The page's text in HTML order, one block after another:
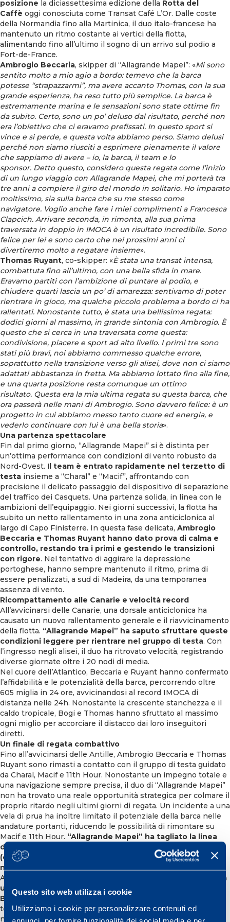
Questo sito web utilizza i cookie
Utilizziamo i cookie per personalizzare contenuti ed
posizione la diciassettesima edizione della Rotta del
Caffè oggi conosciuta come Transat Café L’Or. Dalle coste
della Normandia fino alla Martinica, il duo italo-francese ha
mantenuto un ritmo costante ai vertici della flotta,
alimentando fino all’ultimo il sogno di un arrivo sul podio a
Fort-de-France.
Ambrogio Beccaria, skipper di “Allagrande Mapei”: «Mi sono
sentito molto a mio agio a bordo: temevo che la barca
potesse “strapazzarmi”, ma avere accanto Thomas, con la sua
grande esperienza, ha reso tutto più semplice. La barca è
estremamente marina e le sensazioni sono state ottime fin
da subito. Certo, sono un po’ deluso dal risultato, perché non
era l’obiettivo che ci eravamo prefissati. In questo sport si
vince e si perde, e questa volta abbiamo perso. Siamo delusi
perché non siamo riusciti a esprimere pienamente il valore
che sappiamo di avere – io, la barca, il team e lo
sponsor. Detto questo, considero questa regata come l’inizio
di un lungo viaggio con Allagrande Mapei, che mi porterà tra
tre anni a compiere il giro del mondo in solitario. Ho imparato
moltissimo, sia sulla barca che su me stesso come
navigatore. Voglio anche fare i miei complimenti a Francesca
Clapcich. Arrivare seconda, in rimonta, alla sua prima
traversata in doppio in IMOCA è un risultato incredibile. Sono
felice per lei e sono certo che nei prossimi anni ci
divertiremo molto a regatare insieme».
Thomas Ruyant, co-skipper: «È stata una transat intensa,
combattuta fino all’ultimo, con una bella sfida in mare.
Eravamo partiti con l’ambizione di puntare al podio, e
chiudere quarti lascia un po’ di amarezza: sentivamo di poter
rientrare in gioco, ma qualche piccolo problema a bordo ci ha
rallentati. Nonostante tutto, è stata una bellissima regata:
dodici giorni al massimo, in grande sintonia con Ambrogio. È
questo che si cerca in una traversata come questa:
condivisione, piacere e sport ad alto livello. I primi tre sono
stati più bravi, noi abbiamo commesso qualche errore,
soprattutto nella transizione verso gli alisei, dove non ci siamo
adattati abbastanza in fretta. Ma abbiamo lottato fino alla fine,
e una quarta posizione resta comunque un ottimo
risultato. Questa era la mia ultima regata su questa barca, che
ora passerà nelle mani di Ambrogio. Sono davvero felice: è un
progetto in cui abbiamo messo tanto cuore ed energia, e
vederlo continuare con lui è una bella storia».
Una partenza spettacolare
Fin dal primo giorno, “Allagrande Mapei” si è distinta per
un’ottima performance con condizioni di vento robusto da
Nord-Ovest. Il team è entrato rapidamente nel terzetto di
testa insieme a “Charal” e “Macif”, affrontando con
precisione il delicato passaggio del dispositivo di separazione
del traffico dei Casquets. Una partenza solida, in linea con le
ambizioni dell’equipaggio. Nei giorni successivi, la flotta ha
subito un netto rallentamento in una zona anticiclonica al
largo di Capo Finisterre. In questa fase delicata, Ambrogio
Beccaria e Thomas Ruyant hanno dato prova di calma e
controllo, restando tra i primi e gestendo le transizioni
con rigore. Nel tentativo di aggirare la depressione
portoghese, hanno sempre mantenuto il ritmo, prima di
essere penalizzati, a sud di Madeira, da una temporanea
assenza di vento.
Ricompattamento alle Canarie e velocità record
All’avvicinarsi delle Canarie, una dorsale anticiclonica ha
causato un nuovo rallentamento generale e il riavvicinamento
della flotta. “Allagrande Mapei” ha saputo sfruttare queste
condizioni leggere per rientrare nel gruppo di testa. Con
l’ingresso negli alisei, il duo ha ritrovato velocità, registrando
diverse giornate oltre i 20 nodi di media.
Nel cuore dell’Atlantico, Beccaria e Ruyant hanno confermato
l’affidabilità e le potenzialità della barca, percorrendo oltre
605 miglia in 24 ore, avvicinandosi al record IMOCA di
distanza nelle 24h. Nonostante la crescente stanchezza e il
caldo tropicale, Bogi e Thomas hanno sfruttato al massimo
ogni miglio per accorciare il distacco dai loro inseguitori
diretti.
Un finale di regata combattivo
Fino all’avvicinarsi delle Antille, Ambrogio Beccaria e Thomas
Ruyant sono rimasti a contatto con il gruppo di testa guidato
da Charal, Macif e 11th Hour. Nonostante un impegno totale e
una navigazione sempre precisa, il duo di “Allagrande Mapei”
non ha trovato una reale opportunità strategica per colmare il
proprio ritardo negli ultimi giorni di regata. Un incidente a una
vela di prua ha inoltre limitato il potenziale della barca nelle
andature portanti, riducendo le possibilità di rimontare su
Macif e 11th Hour. “Allagrande Mapei” ha tagliato la linea
d’arrivo a Fort-de-France, venerdì 7 novembre alle 21:54
(ora italiana), dopo 12 giorni 7 ore 24 minuti di
navigazione
Al di là del risultato sportivo,
questa traversata rappresenta
una tappa preziosa nella preparazione di Ambrogio
Beccaria per la Route du Rhum 2026
termine,per il Vendée Globe 2028. Le 4.800 miglia di
navigazione intensa hanno permesso allo skipper italiano di